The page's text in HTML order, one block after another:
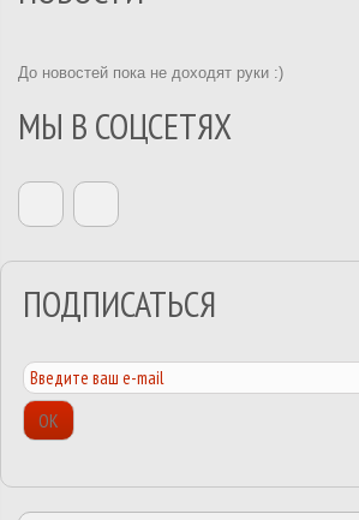
До новостей пока не доходят руки :)
МЫ В СОЦСЕТЯХ
ПОДПИСАТЬСЯ
ОК